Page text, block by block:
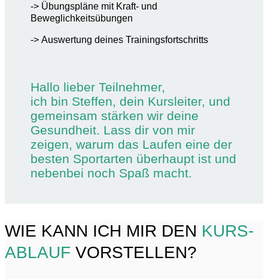
-> Übungs­pläne mit Kraft- und
Beweglichkeitsübungen
-> Auswer­tung deines Trainingsfortschritts
Hallo lieber Teil­neh­mer,
ich bin Stef­fen, dein Kurs­lei­ter, und
gemein­sam stär­ken wir deine
Gesund­heit. Lass dir von mir
zeigen, warum das Laufen eine der
besten Sport­ar­ten über­haupt ist und
neben­bei noch Spaß macht.
WIE KANN ICH MIR DEN KURS­
AB­LAUF VORSTEL­LEN?